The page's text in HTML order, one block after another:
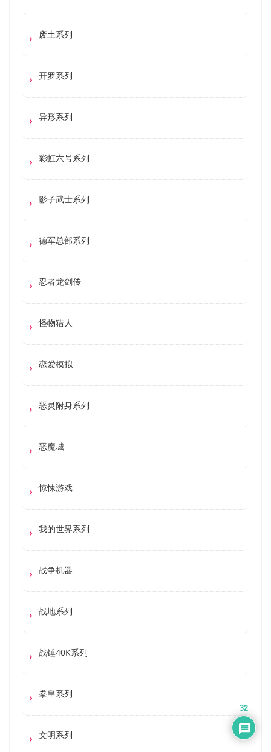
废土系列
开罗系列
异形系列
彩虹六号系列
影子武士系列
德军总部系列
忍者龙剑传
怪物猎人
恋爱模拟
恶灵附身系列
恶魔城
惊悚游戏
我的世界系列
战争机器
战地系列
战锤40K系列
拳皇系列
文明系列
32